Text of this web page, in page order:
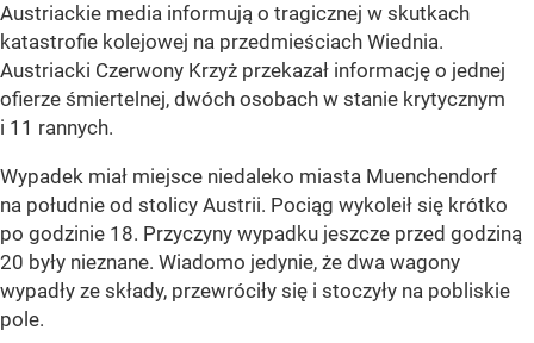
Austriackie media informują o tragicznej w skutkach
katastrofie kolejowej na przedmieściach Wiednia.
Austriacki Czerwony Krzyż przekazał informację o jednej
ofierze śmiertelnej, dwóch osobach w stanie krytycznym
i 11 rannych.
Wypadek miał miejsce niedaleko miasta Muenchendorf
na południe od stolicy Austrii. Pociąg wykoleił się krótko
po godzinie 18. Przyczyny wypadku jeszcze przed godziną
20 były nieznane. Wiadomo jedynie, że dwa wagony
wypadły ze składy, przewróciły się i stoczyły na pobliskie
pole.